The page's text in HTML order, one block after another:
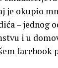
je okupio
–
i u
facebook